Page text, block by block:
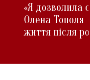
«Я дозволила
Олена Тополя
життя після